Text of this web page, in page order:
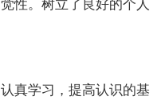
性。树立了良好的个人
真学习，提高认识的基